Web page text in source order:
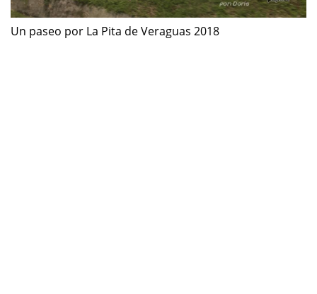
Un paseo por La Pita de Veraguas 2018